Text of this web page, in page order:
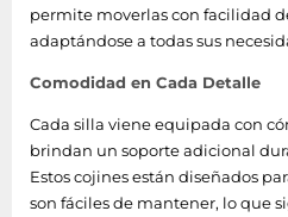
permite moverlas con facilidad
adaptándose a todas sus
Comodidad en Cada Detalle
Cada silla viene equipada con
brindan un soporte adicional
Estos cojines están diseñados
son fáciles de mantener, lo que